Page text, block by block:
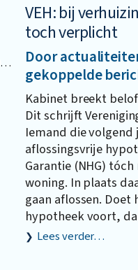
VEH: bij
toch verplicht
Door
gekoppelde
Kabinet breekt
Dit schrijft
Iemand die
aflossingsvrije
Garantie (NHG)
woning. In plaats
gaan aflossen.
hypotheek voort,
Lees verder…